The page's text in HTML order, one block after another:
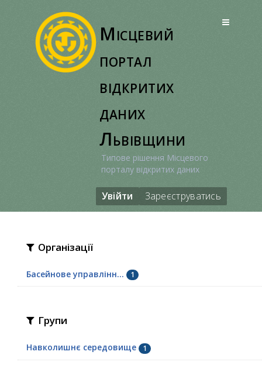
Місцевий
портал
відкритих
даних
Львівщини
Типове рішення Місцевого
порталу відкритих даних
Увійти Зареєструватись
Організації
Басейнове управлінн... 1
Групи
Навколишнє середовище 1